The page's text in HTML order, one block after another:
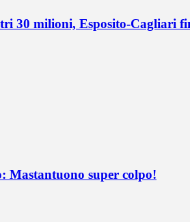
30 milioni, Esposito-Cagliari
Mastantuono super colpo!